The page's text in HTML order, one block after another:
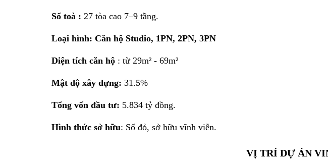
Số toà : 27 tòa cao 7–9 tầng.
Loại hình: Căn hộ Studio, 1PN, 2PN, 3PN
Diện tích căn hộ : từ 29m² - 69m²
Mật độ xây dựng: 31.5%
Tổng vốn đầu tư: 5.834 tỷ đồng.
Hình thức sở hữu: Sổ đỏ, sở hữu vĩnh viễn.
VỊ TRÍ DỰ ÁN